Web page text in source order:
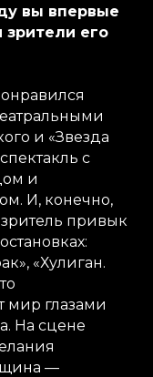
вы впервые
зрители его
и «Звезда
с
и
И, конечно,
привык
«Хулиган.
мир глазами
На сцене
—